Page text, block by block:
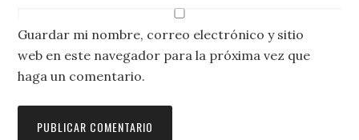
Guardar mi nombre, correo electrónico y sitio
web en este navegador para la próxima vez que
haga un comentario.